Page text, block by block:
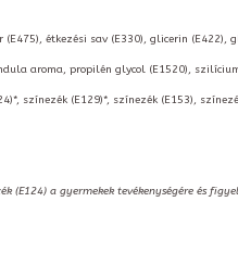
étkezési sav (E330), glicerin (E422),
aroma, propilén glycol (E1520),
színezék (E129)*, színezék (E153),
(E124) a gyermekek tevékenységére és